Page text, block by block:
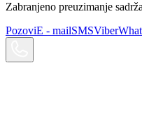
Zabranjeno preuzimanje
PozoviE - mailSMSViber